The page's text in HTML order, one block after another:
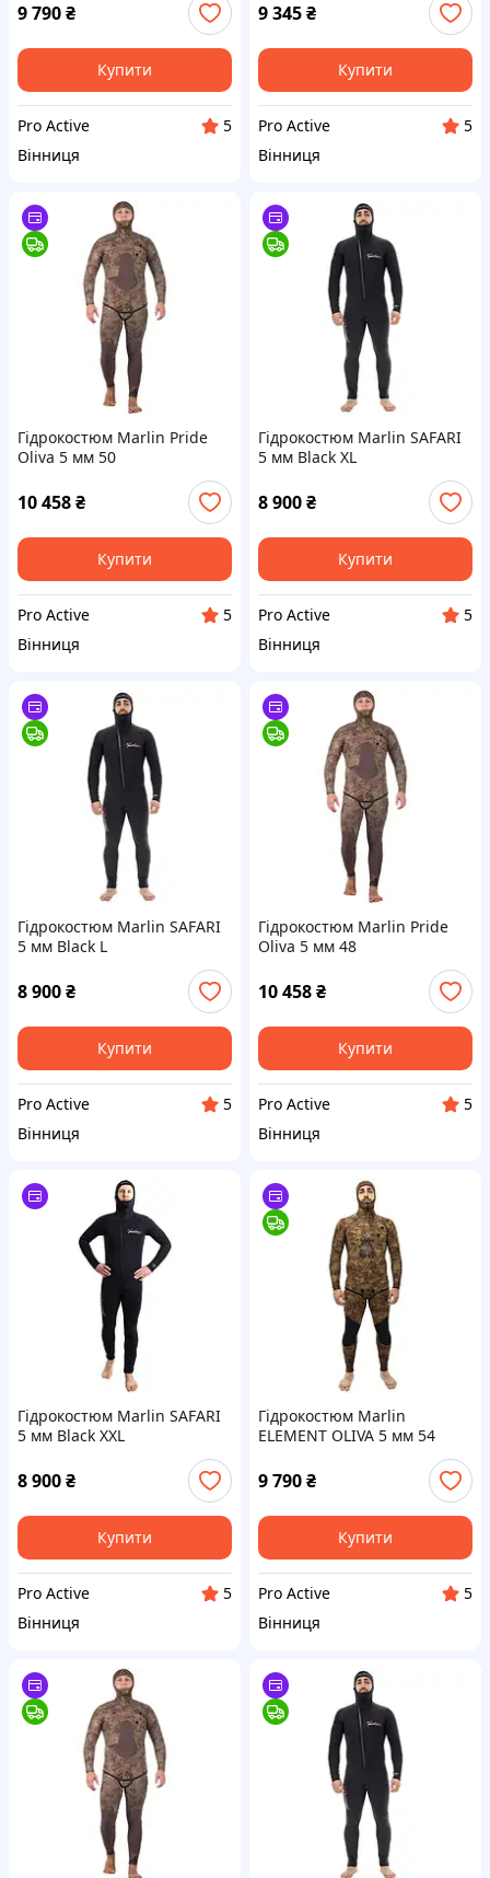
9 790₴
Купити
Pro Active
5
Вінниця
9 345₴
Купити
Pro Active
5
Вінниця
Гідрокостюм Marlin Pride
Oliva 5 мм 50
10 458₴
Купити
Pro Active
5
Вінниця
Гідрокостюм Marlin SAFARI
5 мм Black XL
8 900₴
Купити
Pro Active
5
Вінниця
Гідрокостюм Marlin SAFARI
5 мм Black L
8 900₴
Купити
Pro Active
5
Вінниця
Гідрокостюм Marlin Pride
Oliva 5 мм 48
10 458₴
Купити
Pro Active
5
Вінниця
Гідрокостюм Marlin SAFARI
5 мм Black XXL
8 900₴
Купити
Pro Active
5
Вінниця
Гідрокостюм Marlin
ELEMENT OLIVA 5 мм 54
9 790₴
Купити
Pro Active
5
Вінниця